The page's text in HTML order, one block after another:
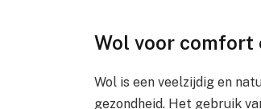
Wol voor comfort
Wol is een veelzijdig en
gezondheid. Het gebruik